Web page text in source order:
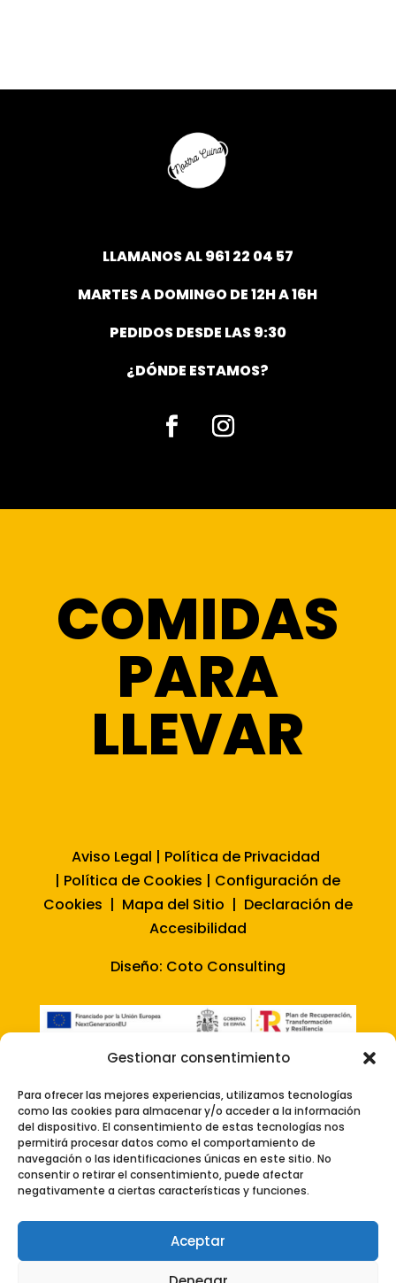
Gestionar consentimiento
Para ofrecer las mejores experiencias, utilizamos tecnologías
como las cookies para almacenar y/o acceder a la información
del dispositivo. El consentimiento de estas tecnologías nos
permitirá procesar datos como el comportamiento de
navegación o las identificaciones únicas en este sitio. No
consentir o retirar el consentimiento, puede afectar
negativamente a ciertas características y funciones.
Aceptar
LLAMANOS AL961 22 04 57
MARTES A DOMINGO DE 12H A 16H
PEDIDOS DESDE LAS 9:30
¿DÓNDE ESTAMOS?
COMIDAS
PARA
LLEVAR
Aviso Legal | Política de Privacidad
| Política de Cookies | Configuración de
Cookies | Mapa del Sitio | Declaración de
Accesibilidad
Diseño: Coto Consulting